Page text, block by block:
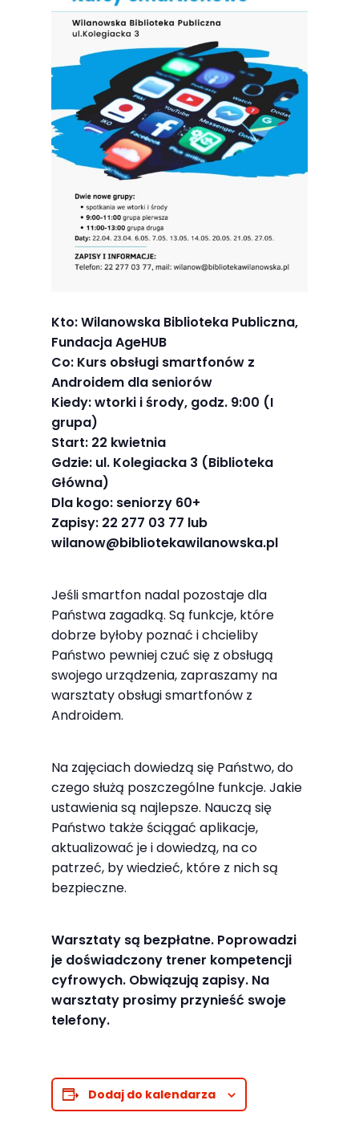
Kto: Wilanowska Biblioteka Publiczna,
Fundacja AgeHUB
Co: Kurs obsługi smartfonów z
Androidem dla seniorów
Kiedy: wtorki i środy, godz. 9:00 (I
grupa)
Start: 22 kwietnia
Gdzie: ul. Kolegiacka 3 (Biblioteka
Główna)
Dla kogo: seniorzy 60+
Zapisy: 22 277 03 77 lub
wilanow@bibliotekawilanowska.pl
Jeśli smartfon nadal pozostaje dla
Państwa zagadką. Są funkcje, które
dobrze byłoby poznać i chcieliby
Państwo pewniej czuć się z obsługą
swojego urządzenia, zapraszamy na
warsztaty obsługi smartfonów z
Androidem.
Na zajęciach dowiedzą się Państwo, do
czego służą poszczególne funkcje. Jakie
ustawienia są najlepsze. Nauczą się
Państwo także ściągać aplikacje,
aktualizować je i dowiedzą, na co
patrzeć, by wiedzieć, które z nich są
bezpieczne.
Warsztaty są bezpłatne. Poprowadzi
je doświadczony trener kompetencji
cyfrowych. Obwiązują zapisy. Na
warsztaty prosimy przynieść swoje
telefony.
Dodaj do kalendarza
Statystyka
Abyśmy mogli
funkcjonalność
i strukturę
strony
internetowej,
na podstawie
strona jest
używana.
Doświadczenie
Aby nasza
strona
internetowa
działała jak
najlepiej
podczas
twojego
przejścia na nią.
Jeśli odrzucisz
te pliki cookie,
internetowej.
Marketing
Udostępniając
swoje
podczas
odwiedzania naszej
strony, zwiększasz
szansę na
zobaczenie
spersonalizowanych